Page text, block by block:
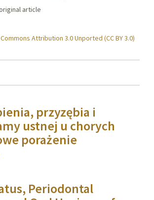
article
Attribution 3.0 Unported (CC BY 3.0)
przyzębia i
ustnej u chorych
porażenie
Periodontal